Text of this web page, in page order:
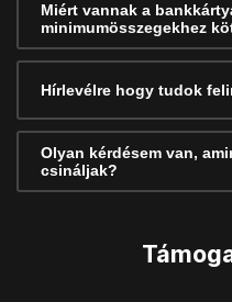
Miért vannak a
minimumösszegekhez
Hírlevélre hogy tudok
Olyan kérdésem van,
csináljak?